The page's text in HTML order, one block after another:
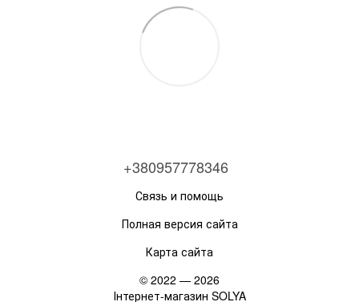
+380957778346
Связь и помощь
Полная версия сайта
Карта сайта
© 2022 — 2026
Інтернет-магазин SOLYA